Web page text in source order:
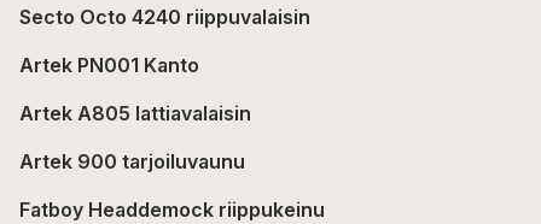
Secto Octo 4240 riippuvalaisin
Artek PN001 Kanto
Artek A805 lattiavalaisin
Artek 900 tarjoiluvaunu
Fatboy Headdemock riippukeinu